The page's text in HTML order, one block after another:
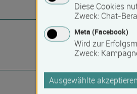
Diese Cookies
Zweck: Chat-
Meta (Facebook)
Wird zur
Zweck:
Ausgewählte akzeptieren